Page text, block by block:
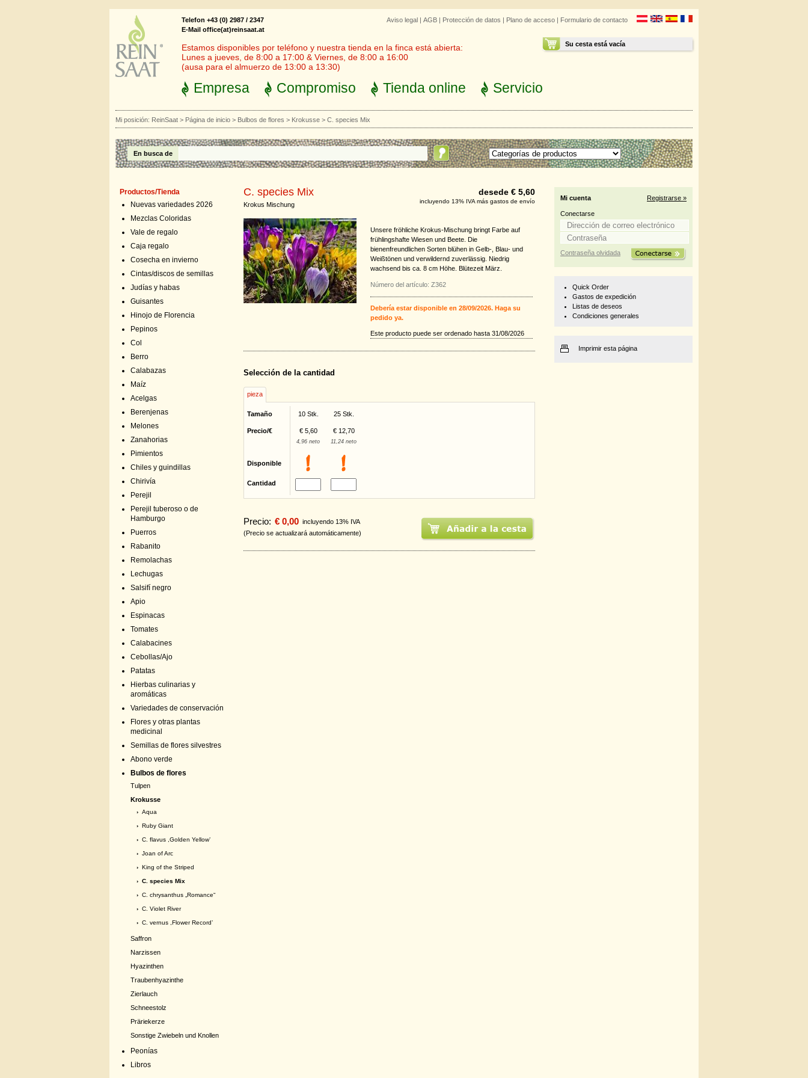
Aviso legal | AGB | Protección de datos | Plano de acceso | Formulario de contacto
Su cesta está vacía
Telefon +43 (0) 2987 / 2347
E-Mail office(at)reinsaat.at
Estamos disponibles por teléfono y nuestra tienda en la finca está abierta:
Lunes a jueves, de 8:00 a 17:00 & Viernes, de 8:00 a 16:00
(ausa para el almuerzo de 13:00 a 13:30)
Empresa Compromiso Tienda online Servicio
Mi posición: ReinSaat > Página de inicio > Bulbos de flores > Krokusse > C. species Mix
En busca de
Productos/Tienda
Nuevas variedades 2026
Mezclas Coloridas
Vale de regalo
Caja regalo
Cosecha en invierno
Cintas/discos de semillas
Judías y habas
Guisantes
Hinojo de Florencia
Pepinos
Col
Berro
Calabazas
Maíz
Acelgas
Berenjenas
Melones
Zanahorias
Pimientos
Chiles y guindillas
Chirivía
Perejil
Perejil tuberoso o de
Hamburgo
Puerros
Rabanito
Remolachas
Lechugas
Salsifí negro
Apio
Espinacas
Tomates
Calabacines
Cebollas/Ajo
Patatas
Hierbas culinarias y
aromáticas
Variedades de conservación
Flores y otras plantas
medicinal
Semillas de flores silvestres
Abono verde
Bulbos de flores
Tulpen
Krokusse
› Aqua
› Ruby Giant
› C. flavus ,Golden Yellow’
› Joan of Arc
› King of the Striped
› C. species Mix
› C. chrysanthus „Romance“
› C. Violet River
› C. vernus ,Flower Record’
Saffron
Narzissen
Hyazinthen
Traubenhyazinthe
Zierlauch
Schneestolz
Präriekerze
Sonstige Zwiebeln und Knollen
Peonías
Libros
C. species Mix
Krokus Mischung
desede € 5,60
incluyendo 13% IVA más gastos de envío
Unsere fröhliche Krokus-Mischung bringt Farbe auf
frühlingshafte Wiesen und Beete. Die
bienenfreundlichen Sorten blühen in Gelb-, Blau- und
Weißtönen und verwildernd zuverlässig. Niedrig
wachsend bis ca. 8 cm Höhe. Blütezeit März.
Número del artículo: Z362
Debería estar disponible en 28/09/2026. Haga su
pedido ya.
Este producto puede ser ordenado hasta 31/08/2026
Selección de la cantidad
pieza
Tamaño 10 Stk. 25 Stk.
Precio/€ € 5,60 € 12,70
4,96 neto 11,24 neto
Disponible
Cantidad
Precio: € 0,00 incluyendo 13% IVA
(Precio se actualizará automáticamente)
Mi cuenta Registrarse »
Conectarse
Contraseña olvidada
Quick Order
Gastos de expedición
Listas de deseos
Condiciones generales
Imprimir esta página